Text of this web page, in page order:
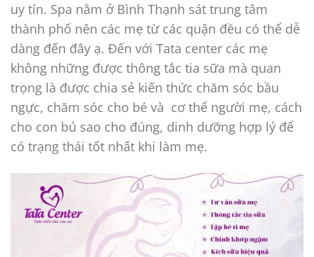
uy tín. Spa nằm ở Bình Thạnh sát trung tâm
thành phố nên các mẹ từ các quận đều có thể dễ
dàng đến đây ạ. Đến với Tata center các mẹ
không những được thông tắc tia sữa mà quan
trọng là được chia sẻ kiến thức chăm sóc bầu
ngực, chăm sóc cho bé và cơ thể người mẹ, cách
cho con bú sao cho đúng, dinh dưỡng hợp lý để
có trạng thái tốt nhất khi làm mẹ.